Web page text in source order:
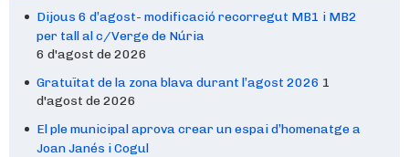
Dijous 6 d’agost- modificació recorregut MB1 i MB2
per tall al c/Verge de Núria
6 d'agost de 2026
Gratuïtat de la zona blava durant l’agost 2026 1
d'agost de 2026
El ple municipal aprova crear un espai d’homenatge a
Joan Janés i Cogul